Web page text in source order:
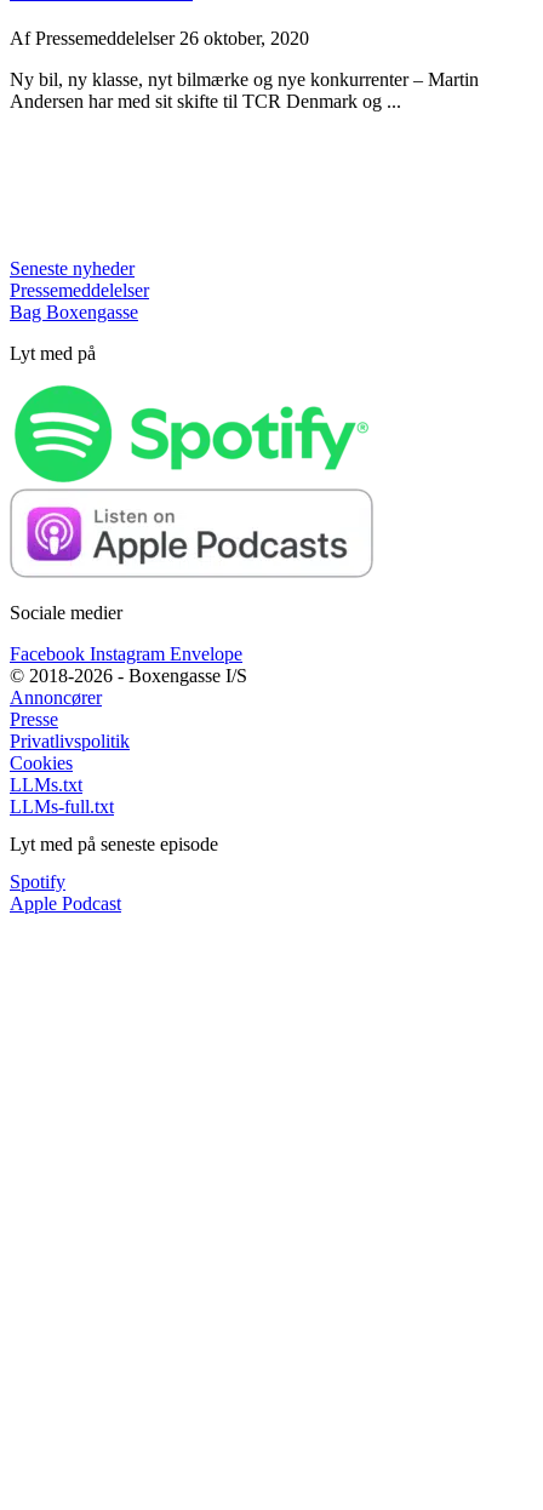
AfPressemeddelelser 26 oktober, 2020
Ny bil, ny klasse, nyt bilmærke og nye konkurrenter – Martin
Andersen har med sit skifte til TCR Denmark og ...
Seneste nyheder
Pressemeddelelser
Bag Boxengasse
Lyt med på
Sociale medier
Facebook Instagram Envelope
© 2018-2026 - Boxengasse I/S
Annoncører
Presse
Privatlivspolitik
Cookies
LLMs.txt
LLMs-full.txt
Lyt med på seneste episode
Spotify
Apple Podcast